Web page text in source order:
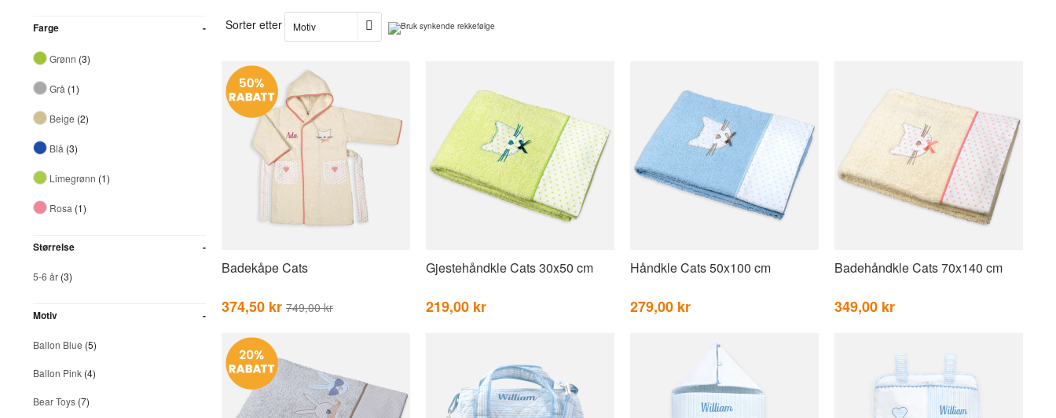
Farge
Grønn (3)
Grå (1)
Beige (2)
Blå (3)
Limegrønn (1)
Rosa (1)
Størrelse
5-6 år (3)
Motiv
Ballon Blue (5)
Ballon Pink (4)
Bear Toys (7)
Sorter etter
Badekåpe Cats
374,50 kr 749,00 kr
Gjestehåndkle Cats 30x50 cm
219,00 kr
Håndkle Cats 50x100 cm
279,00 kr
Badehåndkle Cats 70x140 cm
349,00 kr